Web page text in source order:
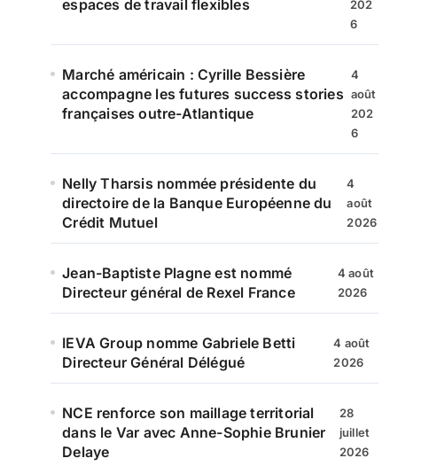
espaces de travail flexibles
202
6
Marché américain : Cyrille Bessière
accompagne les futures success stories
françaises outre-Atlantique
4
août
202
6
Nelly Tharsis nommée présidente du
directoire de la Banque Européenne du
Crédit Mutuel
4
août
2026
Jean-Baptiste Plagne est nommé
Directeur général de Rexel France
4 août
2026
IEVA Group nomme Gabriele Betti
Directeur Général Délégué
4 août
2026
NCE renforce son maillage territorial
dans le Var avec Anne-Sophie Brunier
Delaye
28
juillet
2026